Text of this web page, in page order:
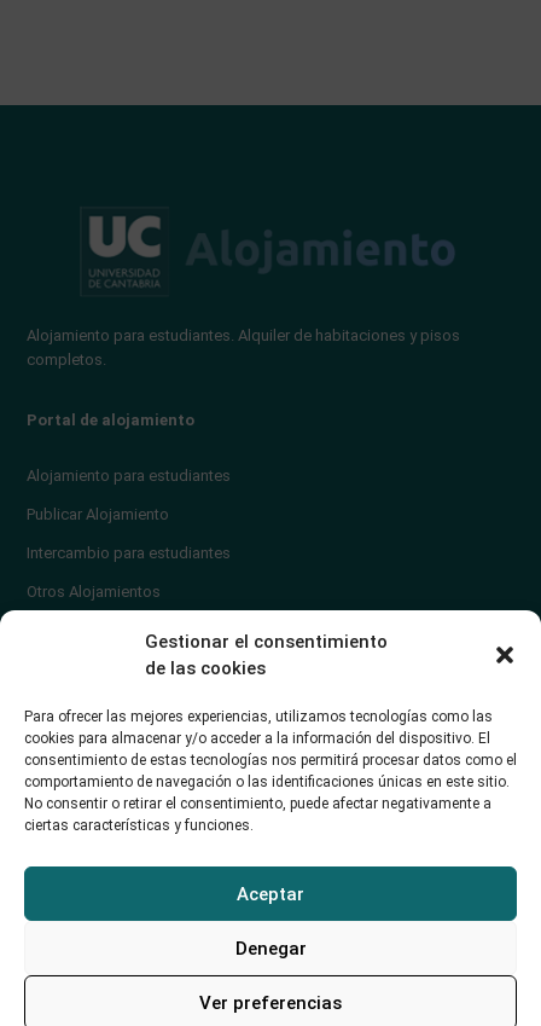
Gestionar el consentimiento
de las cookies
Para ofrecer las mejores experiencias, utilizamos tecnologías como las
cookies para almacenar y/o acceder a la información del dispositivo. El
consentimiento de estas tecnologías nos permitirá procesar datos como el
comportamiento de navegación o las identificaciones únicas en este sitio.
No consentir o retirar el consentimiento, puede afectar negativamente a
ciertas características y funciones.
Aceptar
Denegar
Ver preferencias
Alojamiento para estudiantes. Alquiler de habitaciones y pisos
completos.
Portal de alojamiento
Alojamiento para estudiantes
Publicar Alojamiento
Intercambio para estudiantes
Otros Alojamientos
¿Cómo publicar un anuncio?
Contacto
soporte@alojamientounican.es
Alojamiento Universidad de Cantabria Copyright © 2023​